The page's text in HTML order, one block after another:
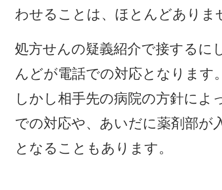
わせることは、ほとんどありま
処方せんの疑義紹介で接するに
んどが電話での対応となります
しかし相手先の病院の方針によ
での対応や、あいだに薬剤部が
となることもあります。